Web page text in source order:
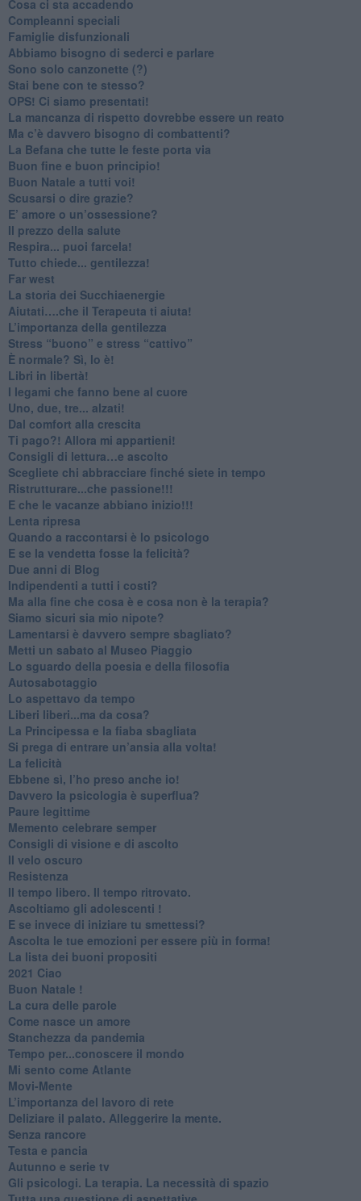
​Cosa ci sta accadendo
​Compleanni speciali
​Famiglie disfunzionali
​Abbiamo bisogno di sederci e parlare
Sono solo canzonette (?)
​Stai bene con te stesso?
​OPS! Ci siamo presentati!
​La mancanza di rispetto dovrebbe essere un reato
​Ma c’è davvero bisogno di combattenti?
​La Befana che tutte le feste porta via
Buon fine e buon principio!
​Buon Natale a tutti voi!
​Scusarsi o dire grazie?
​E’ amore o un’ossessione?
​Il prezzo della salute
​Respira... puoi farcela!
​Tutto chiede... gentilezza!
​Far west
​La storia dei Succhiaenergie
​Aiutati….che il Terapeuta ti aiuta!
​L’importanza della gentilezza
​Stress “buono” e stress “cattivo”
​È normale? Sì, lo è!
​Libri in libertà!
​I legami che fanno bene al cuore
Uno, due, tre... alzati!​
​Dal comfort alla crescita
​Ti pago?! Allora mi appartieni!​
​Consigli di lettura…e ascolto
​Scegliete chi abbracciare finché siete in tempo
​Ristrutturare...che passione!!!
​E che le vacanze abbiano inizio!!!
​Lenta ripresa
​Quando a raccontarsi è lo psicologo
​E se la vendetta fosse la felicità?
​Due anni di Blog
​Indipendenti a tutti i costi?
​Ma alla fine che cosa è e cosa non è la terapia?
​Siamo sicuri sia mio nipote?
​Lamentarsi è davvero sempre sbagliato?
​Metti un sabato al Museo Piaggio
​Lo sguardo della poesia e della filosofia
Autosabotaggio
​Lo aspettavo da tempo
​Liberi liberi...ma da cosa?
​La Principessa e la fiaba sbagliata
Si prega di entrare un’ansia alla volta!
​La felicità
​Ebbene sì, l’ho preso anche io!
​Davvero la psicologia è superflua?
Paure legittime
​Memento celebrare semper
​Consigli di visione e di ascolto
​Il velo oscuro
Resistenza
​Il tempo libero. Il tempo ritrovato.
Ascoltiamo gli adolescenti !
​E se invece di iniziare tu smettessi?
​Ascolta le tue emozioni per essere più in forma!
​La lista dei buoni propositi
2021 Ciao
Buon Natale !
​La cura delle parole
​Come nasce un amore
Stanchezza da pandemia
​Tempo per...conoscere il mondo
​Mi sento come Atlante
​Movi-Mente
​L’importanza del lavoro di rete
​Deliziare il palato. Alleggerire la mente.
​Senza rancore
​Testa e pancia
​Autunno e serie tv
​Gli psicologi. La terapia. La necessità di spazio